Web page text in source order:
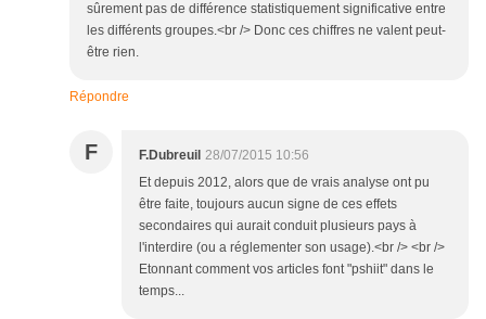
sûrement pas de différence statistiquement significative entre
les différents groupes.<br /> Donc ces chiffres ne valent peut-
être rien.
Répondre
F F.Dubreuil 28/07/2015 10:56
Et depuis 2012, alors que de vrais analyse ont pu
être faite, toujours aucun signe de ces effets
secondaires qui aurait conduit plusieurs pays à
l'interdire (ou a réglementer son usage).<br /> <br />
Etonnant comment vos articles font "pshiit" dans le
temps...